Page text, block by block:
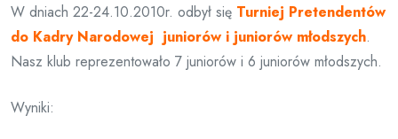
W dniach 22-24.10.2010r. odbył się Turniej Pretendentów
do Kadry Narodowej juniorów i juniorów młodszych.
Nasz klub reprezentowało 7 juniorów i 6 juniorów młodszych.
Wyniki: